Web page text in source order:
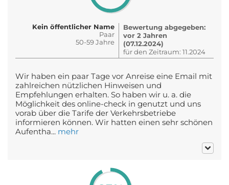
Kein öffentlicher Name
Paar
50-59 Jahre
Bewertung abgegeben:
vor 2 Jahren
(07.12.2024)
für den Zeitraum: 11.2024
Wir haben ein paar Tage vor Anreise eine Email mit
zahlreichen nützlichen Hinweisen und
Empfehlungen erhalten. So haben wir u. a. die
Möglichkeit des online-check in genutzt und uns
vorab über die Tarife der Verkehrsbetriebe
informieren können. Wir hatten einen sehr schönen
Aufentha... mehr